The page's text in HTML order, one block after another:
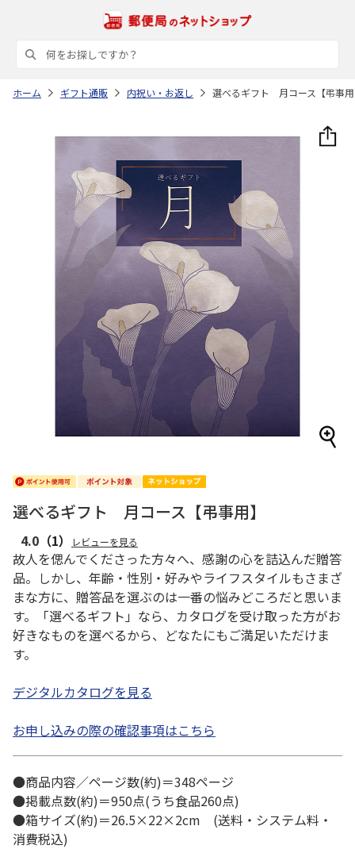
ホーム ギフト通販 内祝い・お返し 選べるギフト 月コース【弔事
選べるギフト 月コース【弔事用】
4.0 （1） レビューを見る
故人を偲んでくださった方々へ、感謝の心を詰込んだ贈答
品。しかし、年齢・性別・好みやライフスタイルもさまざ
まな方に、贈答品を選ぶのは一番の悩みどころだと思いま
す。「選べるギフト」なら、カタログを受け取った方がお
好きなものを選べるから、どなたにもご満足いただけま
す。
デジタルカタログを見る
お申し込みの際の確認事項はこちら
●商品内容／ページ数(約)＝348ページ
●掲載点数(約)＝950点(うち食品260点)
●箱サイズ(約)＝26.5×22×2cm (送料・システム料・
消費税込)